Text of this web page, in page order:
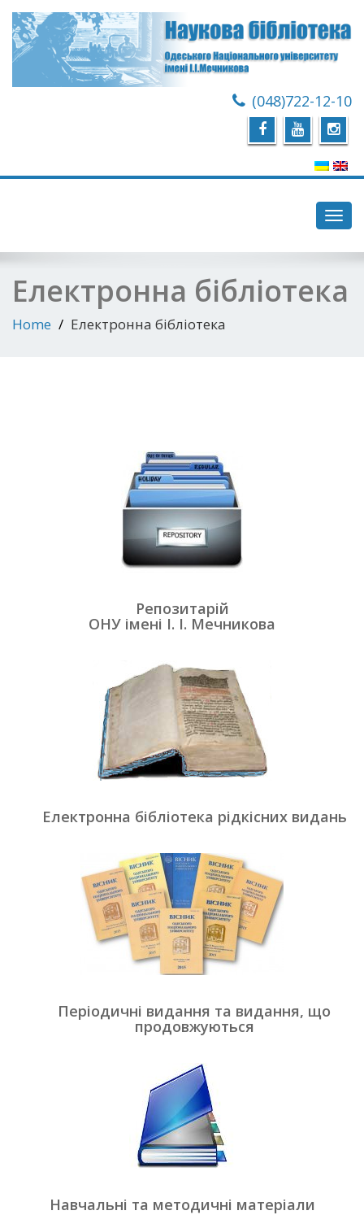
(048)722-12-10
Електронна бібліотека
Home Електронна бібліотека
Репозитарій
ОНУ імені І. І. Мечникова
Електронна бібліотека рідкісних видань
Періодичні видання та видання, що
продовжуються
Навчальні та методичні матеріали